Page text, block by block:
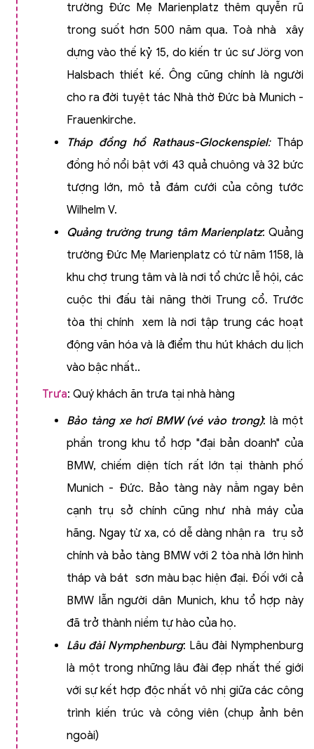
trường Đức Mẹ Marienplatz thêm quyễn rũ
trong suốt hơn 500 năm qua. Toà nhà xây
dựng vào thế kỷ 15, do kiến tr úc sư Jörg von
Halsbach thiết kế. Ông cũng chính là người
cho ra đời tuyệt tác Nhà thờ Đức bà Munich -
Frauenkirche.
Tháp đồng hồ Rathaus-Glockenspiel:Tháp
đồng hồ nổi bật với 43 quả chuông và 32 bức
tượng lớn, mô tả đám cưới của công tước
Wilhelm V.
Quảng trường trung tâm Marienplatz: Quảng
trường Đức Mẹ Marienplatz có từ năm 1158, là
khu chợ trung tâm và là nơi tổ chức lễ hội, các
cuộc thi đấu tài năng thời Trung cổ. Trước
tòa thị chính xem là nơi tập trung các hoạt
động văn hóa và là điểm thu hút khách du lịch
vào bậc nhất..
Trưa: Quý khách ăn trưa tại nhà hàng
Bảo tàng xe hơi BMW (vé vào trong): là một
phần trong khu tổ hợp "đại bản doanh" của
BMW, chiếm diện tích rất lớn tại thành phố
Munich - Đức. Bảo tàng này nằm ngay bên
cạnh trụ sở chính cũng như nhà máy của
hãng. Ngay từ xa, có dễ dàng nhận ra trụ sở
chính và bảo tàng BMW với 2 tòa nhà lớn hình
tháp và bát sơn màu bạc hiện đại. Đối với cả
BMW lẫn người dân Munich, khu tổ hợp này
đã trở thành niềm tự hào của họ.
Lâu đài Nymphenburg: Lâu đài Nymphenburg
là một trong những lâu đài đẹp nhất thế giới
với sự kết hợp độc nhất vô nhị giữa các công
trình kiến trúc và công viên (chụp ảnh bên
ngoài)